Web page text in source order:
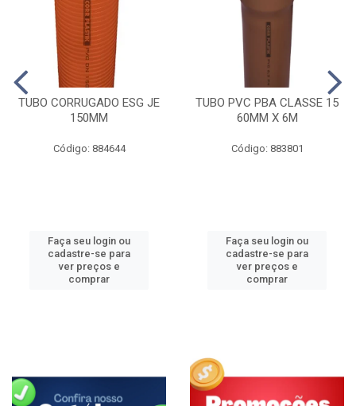
TUBO CORRUGADO ESG JE
150MM
Código: 884644
Faça seu login ou
cadastre-se para
ver preços e
comprar
TUBO PVC PBA CLASSE 15
60MM X 6M
Código: 883801
Faça seu login ou
cadastre-se para
ver preços e
comprar